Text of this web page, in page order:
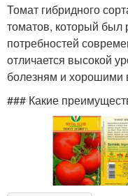
Томат гибридного
томатов, который был
потребностей
отличается высокой
болезням и хорошими
### Какие